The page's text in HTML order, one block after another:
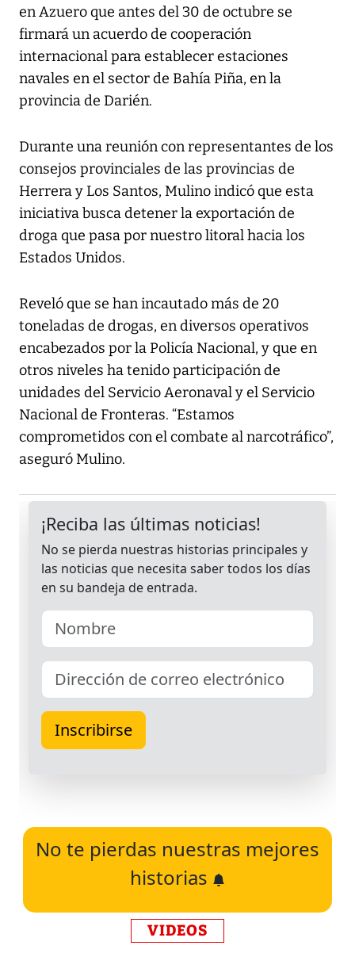
en Azuero que antes del 30 de octubre se
firmará un acuerdo de cooperación
internacional para establecer estaciones
navales en el sector de Bahía Piña, en la
provincia de Darién.
Durante una reunión con representantes de los
consejos provinciales de las provincias de
Herrera y Los Santos, Mulino indicó que esta
iniciativa busca detener la exportación de
droga que pasa por nuestro litoral hacia los
Estados Unidos.
Reveló que se han incautado más de 20
toneladas de drogas, en diversos operativos
encabezados por la Policía Nacional, y que en
otros niveles ha tenido participación de
unidades del Servicio Aeronaval y el Servicio
Nacional de Fronteras. “Estamos
comprometidos con el combate al narcotráfico”,
aseguró Mulino.
No te pierdas nuestras mejores
historias
VIDEOS